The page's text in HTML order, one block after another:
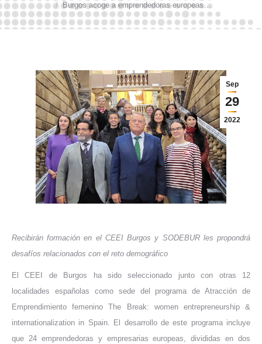
Burgos acoge a emprendedoras europeas…
Sep
29
2022
Recibirán formación en el CEEI Burgos y SODEBUR les propondrá
desafíos relacionados con el reto demográfico
El CEEI de Burgos ha sido seleccionado junto con otras 12
localidades españolas como sede del programa de Atracción de
Emprendimiento femenino The Break: women entrepreneurship &
internationalization in Spain. El desarrollo de este programa incluye
que 24 emprendedoras y empresarias europeas, divididas en dos